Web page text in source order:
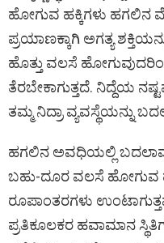
ಹೋಗುವ ಹಕ್ಕಿಗಳು ಹಗಲಿನ
ಪ್ರಯಾಣಕ್ಕಾಗಿ ಅಗತ್ಯ
ಹೊತ್ತು ವಲಸೆ
ತೆರಬೇಕಾಗುತ್ತದೆ. ನಿದ್ದೆಯ
ತಮ್ಮ ನಿದ್ರಾ ವ್ಯವಸ್ಥೆಯನ್ನು
ಹಗಲಿನ ಅವಧಿಯಲ್ಲಿ
ಬಹು-ದೂರ ವಲಸೆ ಹೋಗುವ
ರೂಪಾಂತರಗಳು
ಪ್ರತಿಕೂಲಕರ ಹವಾಮಾನ